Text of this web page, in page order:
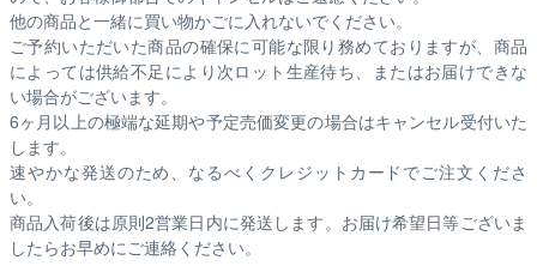
他の商品と一緒に買い物かごに入れないでください。
ご予約いただいた商品の確保に可能な限り務めておりますが、商品
によっては供給不足により次ロット生産待ち、またはお届けできな
い場合がございます。
6ヶ月以上の極端な延期や予定売価変更の場合はキャンセル受付いた
します。
速やかな発送のため、なるべくクレジットカードでご注文くださ
い。
商品入荷後は原則2営業日内に発送します。お届け希望日等ございま
したらお早めにご連絡ください。